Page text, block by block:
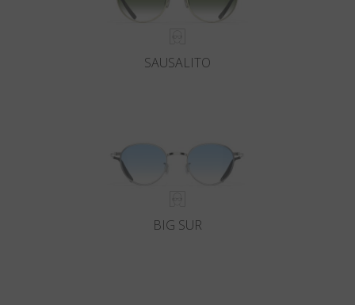
SAUSALITO
BIG SUR